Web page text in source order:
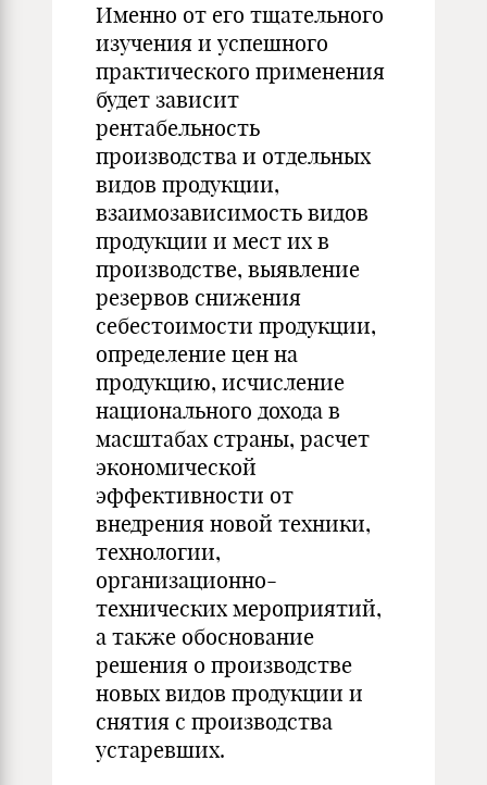
Именно от его тщательного
изучения и успешного
практического применения
будет зависит
рентабельность
производства и отдельных
видов продукции,
взаимозависимость видов
продукции и мест их в
производстве, выявление
резервов снижения
себестоимости продукции,
определение цен на
продукцию, исчисление
национального дохода в
масштабах страны, расчет
экономической
эффективности от
внедрения новой техники,
технологии,
организационно-
технических мероприятий,
а также обоснование
решения о производстве
новых видов продукции и
снятия с производства
устаревших.